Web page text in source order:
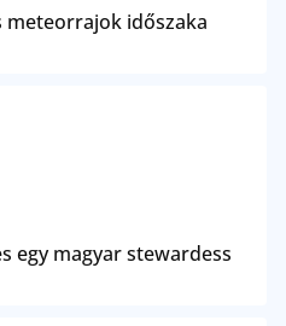
meteorrajok időszaka
egy magyar stewardess